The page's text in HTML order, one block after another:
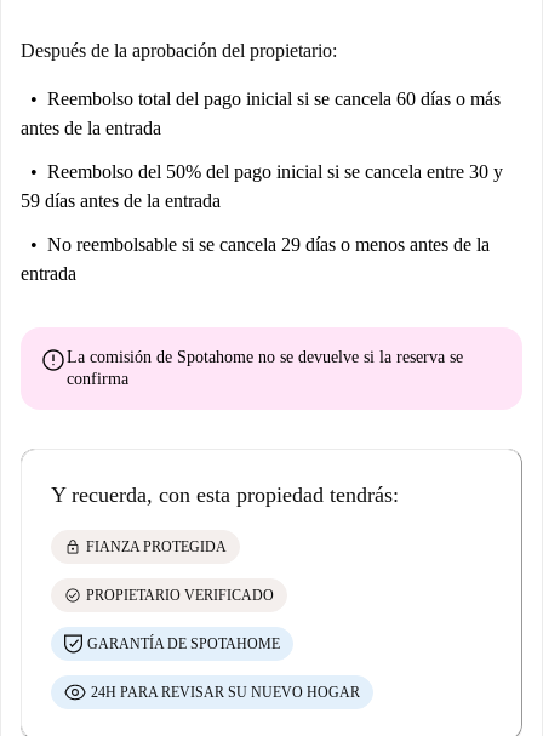
Después de la aprobación del propietario:
Reembolso total del pago inicial si se cancela 60 días o más
antes de la entrada
Reembolso del 50% del pago inicial si se cancela entre 30 y
59 días antes de la entrada
No reembolsable si se cancela 29 días o menos antes de la
entrada
errorLa comisión de Spotahome no se devuelve si la reserva se
confirma
Y recuerda, con esta propiedad tendrás:
lock FIANZA PROTEGIDA
check_circle PROPIETARIO VERIFICADO
GARANTÍA DE SPOTAHOME
24H PARA REVISAR SU NUEVO HOGAR